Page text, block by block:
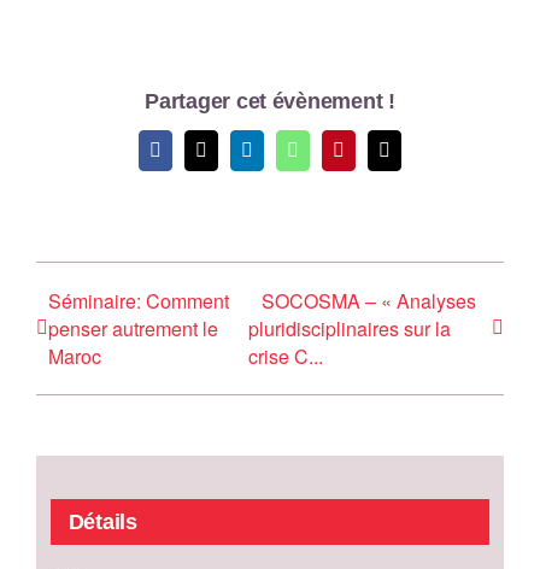
Partager cet évènement !
Facebook
X LinkedInWhatsAppPinterestEmail
Séminaire: Comment
penser autrement le
Maroc
SOCOSMA – « Analyses
pluridisciplinaires sur la
crise C...
Détails